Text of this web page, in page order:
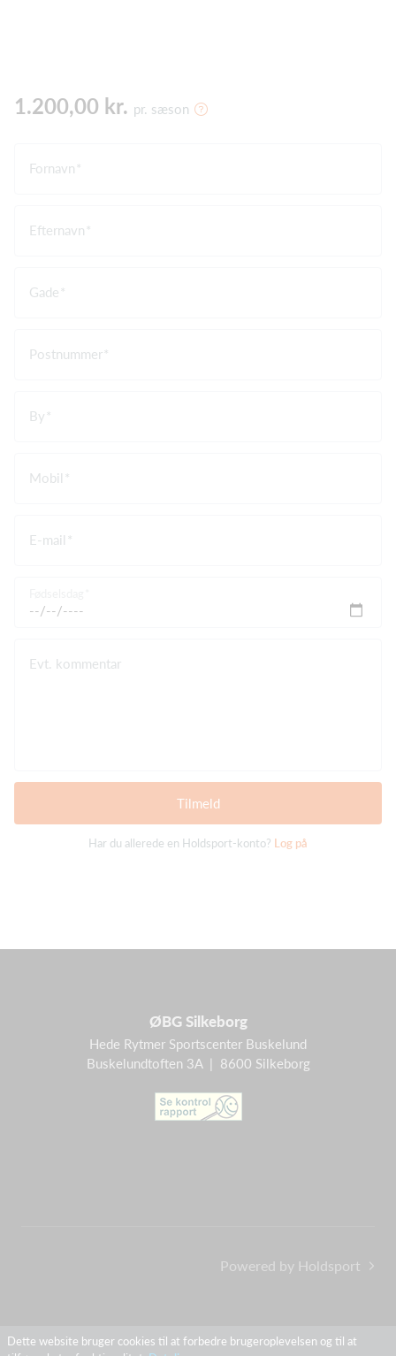
1.200,00 kr. pr. sæson
Fornavn
Efternavn
Gade
Postnummer
By
Mobil
E-mail
Evt. kommentar
Tilmeld
Har du allerede en Holdsport-konto? Log på
ØBG Silkeborg
Hede Rytmer Sportscenter Buskelund
Buskelundtoften 3A | 8600 Silkeborg
Powered by Holdsport
Dette website bruger cookies til at forbedre brugeroplevelsen og til at